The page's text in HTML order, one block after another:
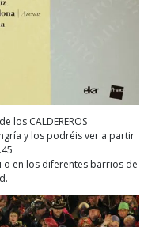
los CALDEREROS
y los podréis ver a partir
en los diferentes barrios de